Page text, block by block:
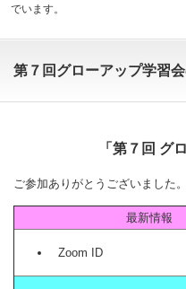
でいます。
第７回グローアップ学習
「第７回 グ
ご参加ありがとうございました。
最新情報